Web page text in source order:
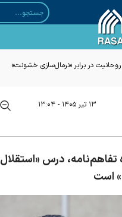
روحانیت در برابر «نرمال‌سازی خشونت»
۱۳ تير ۱۴۰۵ - ۱۳:۰۴
تفاهم‌نامه، درس
است